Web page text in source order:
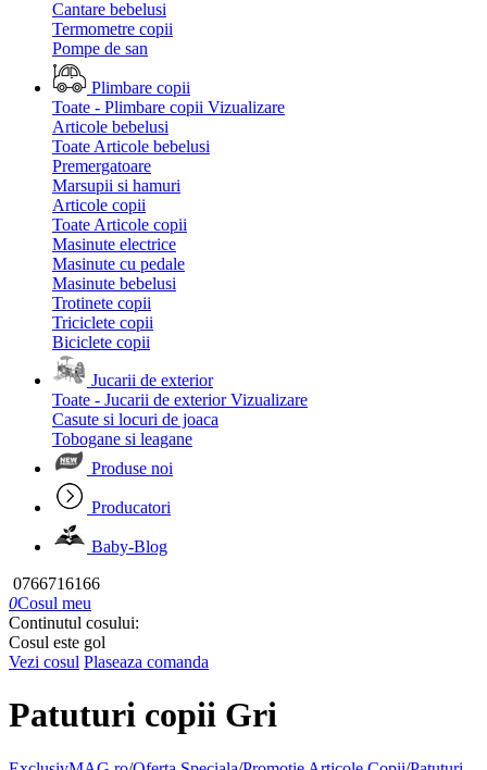
Cantare bebelusi
Termometre copii
Pompe de san
Plimbare copii
Toate - Plimbare copii Vizualizare
Articole bebelusi
Toate Articole bebelusi
Premergatoare
Marsupii si hamuri
Articole copii
Toate Articole copii
Masinute electrice
Masinute cu pedale
Masinute bebelusi
Trotinete copii
Triciclete copii
Biciclete copii
Jucarii de exterior
Toate - Jucarii de exterior Vizualizare
Casute si locuri de joaca
Tobogane si leagane
Produse noi
Producatori
Baby-Blog
0766716166
0Cosul meu
Continutul cosului:
Cosul este gol
Vezi cosul Plaseaza comanda
Patuturi copii Gri